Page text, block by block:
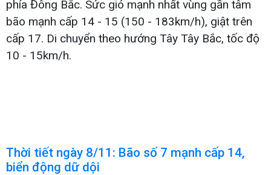
phía Đông Bắc. Sức gió mạnh nhất vùng gần tâm
bão mạnh cấp 14 - 15 (150 - 183km/h), giật trên
cấp 17. Di chuyển theo hướng Tây Tây Bắc, tốc độ
10 - 15km/h.
Thời tiết ngày 8/11: Bão số 7 mạnh cấp 14,
biển động dữ dội